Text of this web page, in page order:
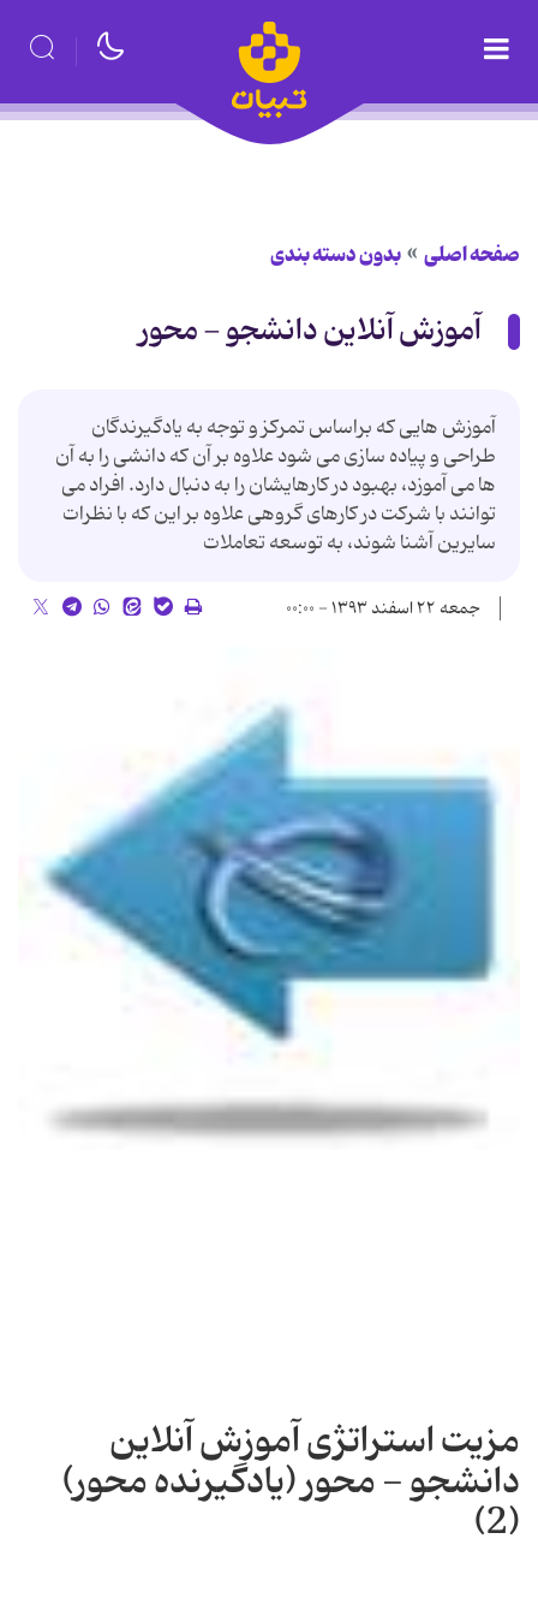
صفحه اصلی بدون دسته بندی
آموزش آنلاین دانشجو - محور
آموزش هایی که براساس تمرکز و توجه به یادگیرندگان
طراحی و پیاده سازی می شود علاوه بر آن که دانشی را به آن
ها می آموزد، بهبود در کارهایشان را به دنبال دارد. افراد می
توانند با شرکت در کارهای گروهی علاوه بر این که با نظرات
سایرین آشنا شوند، به توسعه تعاملات
جمعه ۲۲ اسفند ۱۳۹۳ - ۰۰:۰۰
مزیت استراتژی آموزش آنلاین
دانشجو - محور (یادگیرنده محور)
(2)